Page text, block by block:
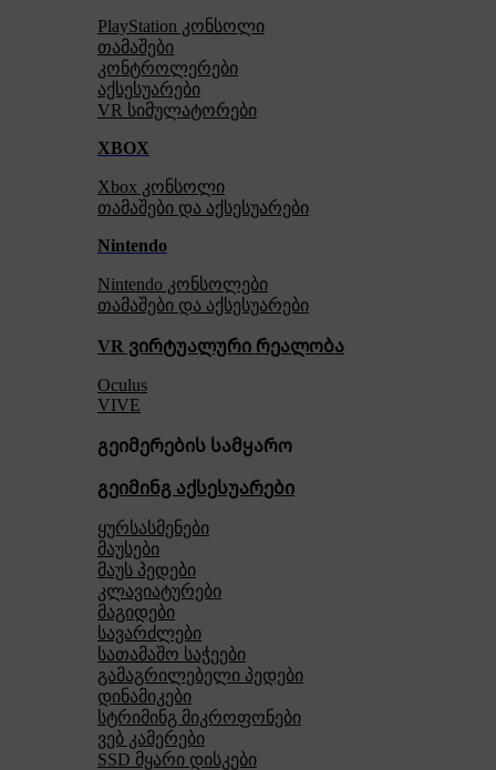
PlayStation კონსოლი
თამაშები
კონტროლერები
აქსესუარები
VR სიმულატორები
XBOX
Xbox კონსოლი
თამაშები და აქსესუარები
Nintendo
Nintendo კონსოლები
თამაშები და აქსესუარები
VR ვირტუალური რეალობა
Oculus
VIVE
გეიმერების სამყარო
გეიმინგ აქსესუარები
ყურსასმენები
მაუსები
მაუს პედები
კლავიატურები
მაგიდები
სავარძლები
სათამაშო საჭეები
გამაგრილებელი პედები
დინამიკები
სტრიმინგ მიკროფონები
ვებ კამერები
SSD მყარი დისკები